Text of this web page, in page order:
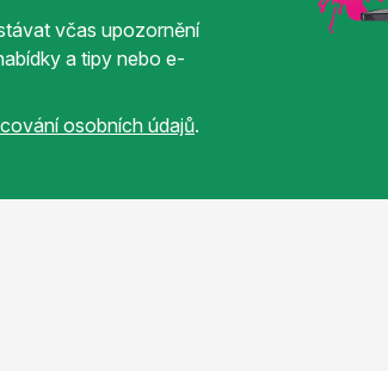
včas upozornění
a tipy nebo e-
osobních údajů.